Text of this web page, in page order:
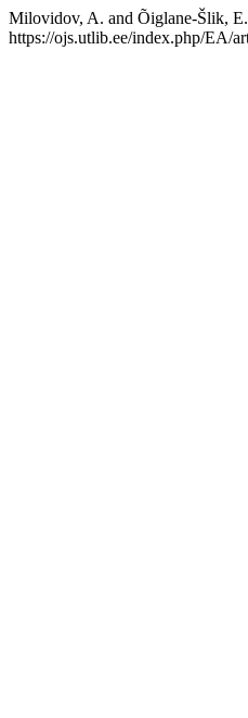
Milovidov, A. and Õiglane-Šlik, E.
https://ojs.utlib.ee/index.php/EA/